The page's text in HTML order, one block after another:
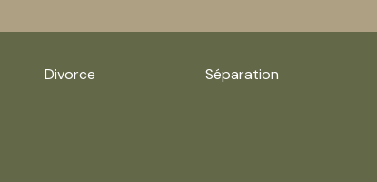
Divorce Séparation